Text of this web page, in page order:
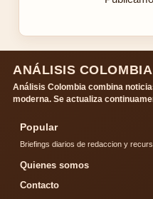
ANÁLISIS COLOMBIA
Análisis Colombia combina
moderna. Se actualiza
Popular
Briefings diarios de redaccion y
Quienes somos
Contacto